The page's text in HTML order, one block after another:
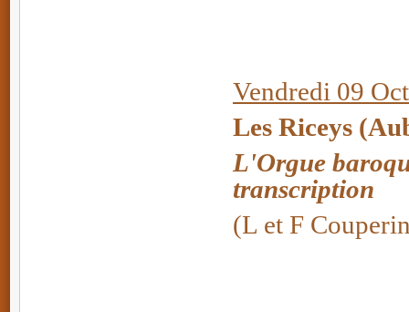
Vendredi 09
Les Riceys
L'Orgue
transcription
(L et F